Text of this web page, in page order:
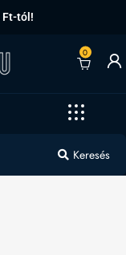
Ft-tól!
0
Keresés